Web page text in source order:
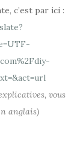
c’est par ici :
vous
anglais)